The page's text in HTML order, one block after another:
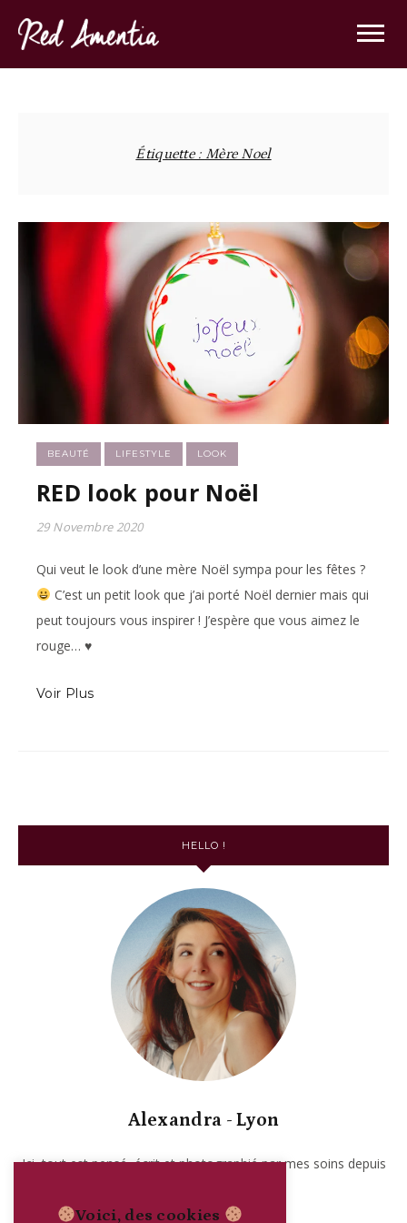
Étiquette : Mère Noel
BEAUTÉ LIFESTYLE LOOK
RED look pour Noël
29 Novembre 2020
Qui veut le look d’une mère Noël sympa pour les fêtes ?
C’est un petit look que j’ai porté Noël dernier mais qui
peut toujours vous inspirer ! J’espère que vous aimez le
rouge… ♥
Voir Plus
HELLO !
Alexandra - Lyon
Ici, tout est pensé, écrit et photographié par mes soins depuis
Voici, des cookies